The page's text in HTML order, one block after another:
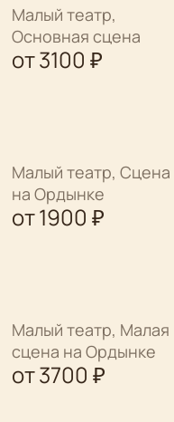
Малый театр,
Основная сцена
от3100 ₽
Малый театр, Сцена
на Ордынке
от1900 ₽
Малый театр, Малая
сцена на Ордынке
от3700 ₽